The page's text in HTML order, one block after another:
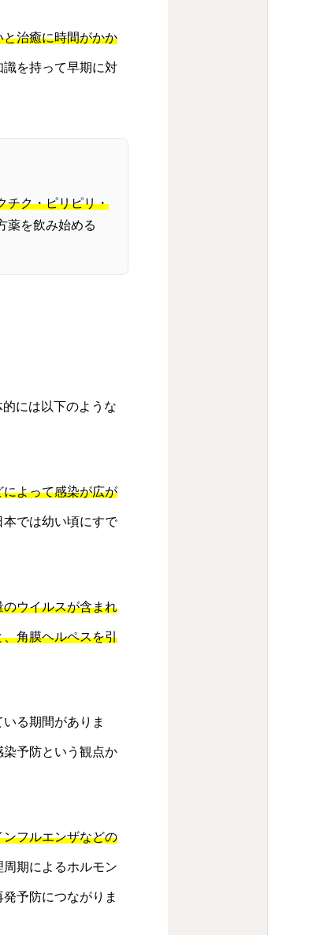
治癒に時間がかか
識を持って早期に対
チク・ピリピリ・
薬を飲み始める
には以下のような
よって感染が広が
では幼い頃にすで
ウイルスが含まれ
角膜ヘルペスを引
る期間がありま
染予防という観点か
フルエンザなどの
周期によるホルモン
予防につながりま